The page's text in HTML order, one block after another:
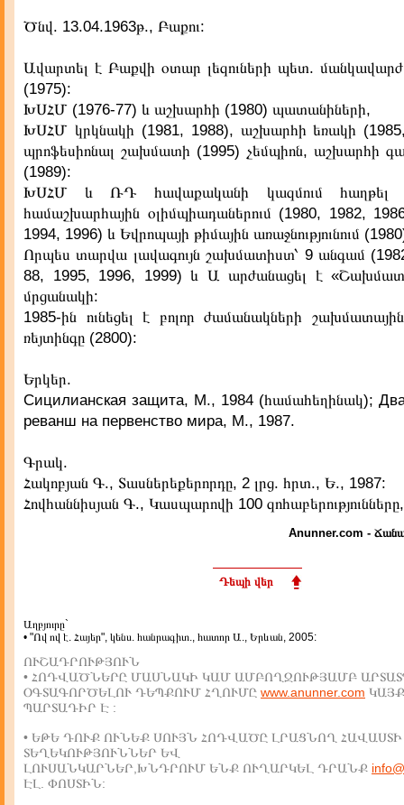
Ծնվ. 13.04.1963թ., Բաքու:
Ավարտել է Բաքվի օտար լեզուների պետ.
(1975):
ԽՍՀՄ (1976-77) և աշխարհի (1980) պատանիների,
ԽՍՀՄ կրկնակի (1981, 1988), աշխարհի եռակի
պրոֆեսիոնալ շախմատի (1995) չեմպիոն, աշխարհի
(1989):
ԽՍՀՄ և ՌԴ հավաքականի կազմում հաղթել
համաշխարհային օլիմպիադաներում (1980, 1982,
1994, 1996) և Եվրոպայի թիմային առաջնությունում
Որպես տարվա լավագույն շախմատիստ՝ 9 անգամ
88, 1995, 1996, 1999) և Ա արժանացել է
մրցանակի:
1985-ին ունեցել է բոլոր ժամանակների
ռեյտինգը (2800):
Երկեր.
Сицилианская защита, М., 1984 (համահեղինակ);
реванш на первенство мира, М., 1987.
Գրակ.
Հակոբյան Գ., Տասներեքերորդը, 2 լրց. հրտ., Ե., 1987:
Հովհաննիսյան Գ., Կասպարովի 100
Anunner.com -
Դեպի վեր
Աղբյուրը`
• "Ով ով է. Հայեր", կենս. հանրագիտ., հատոր Ա., Երևան, 2005:
ՈՒՇԱԴՐՈՒԹՅՈՒՆ
• ՀՈԴՎԱԾՆԵՐԸ ՄԱՍՆԱԿԻ ԿԱՄ ԱՄԲՈՂՋՈՒԹՅԱՄԲ
ՕԳՏԱԳՈՐԾԵԼՈՒ ԴԵՊՔՈՒՄ ՀՂՈՒՄԸ www.anunner.com
ՊԱՐՏԱԴԻՐ Է :
• ԵԹԵ ԴՈՒՔ ՈՒՆԵՔ ՍՈՒՅՆ ՀՈԴՎԱԾԸ ԼՐԱՑՆՈՂ ՀԱՎԱՍՏԻ
ՏԵՂԵԿՈՒԹՅՈՒՆՆԵՐ ԵՎ
ԼՈՒՍԱՆԿԱՐՆԵՐ,ԽՆԴՐՈՒՄ ԵՆՔ ՈՒՂԱՐԿԵԼ ԴՐԱՆՔ
ԷԼ. ՓՈՍՏԻՆ: